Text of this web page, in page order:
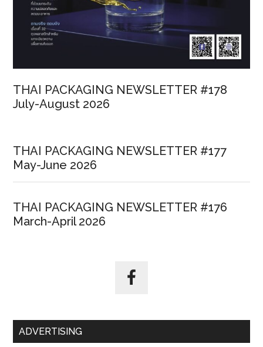
THAI PACKAGING NEWSLETTER #178
July-August 2026
THAI PACKAGING NEWSLETTER #177
May-June 2026
THAI PACKAGING NEWSLETTER #176
March-April 2026
ADVERTISING